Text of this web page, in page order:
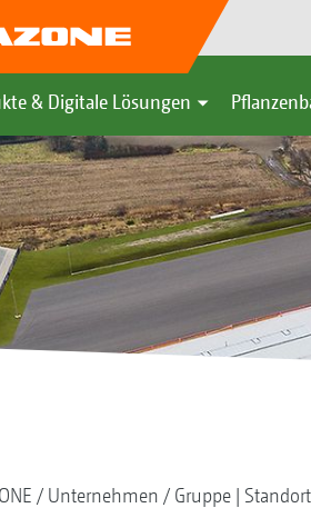
& Digitale Lösungen
Unternehmen Gruppe |